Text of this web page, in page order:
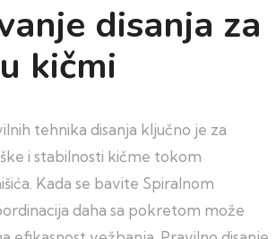
disanja za
kičmi
tehnika disanja ključno je za
i stabilnosti kičme tokom
Kada se bavite Spiralnom
daha sa pokretom može